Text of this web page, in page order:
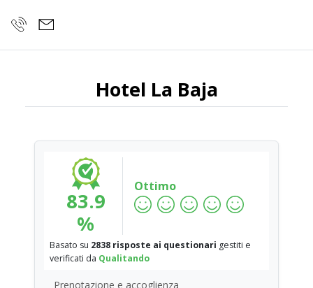
Hotel La Baja
83.9
%
Ottimo
Basato su 2838 risposte ai questionari gestiti e
verificati da Qualitando
Prenotazione e accoglienza